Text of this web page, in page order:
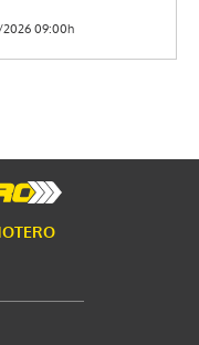
09:00h